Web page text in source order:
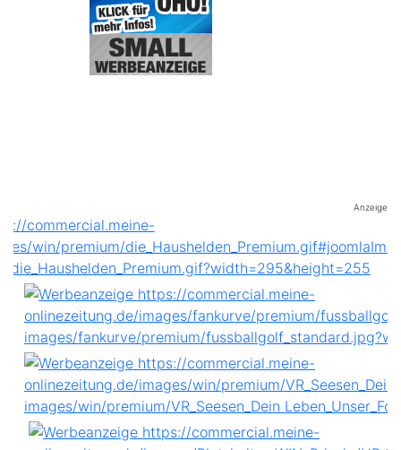
Anzeige